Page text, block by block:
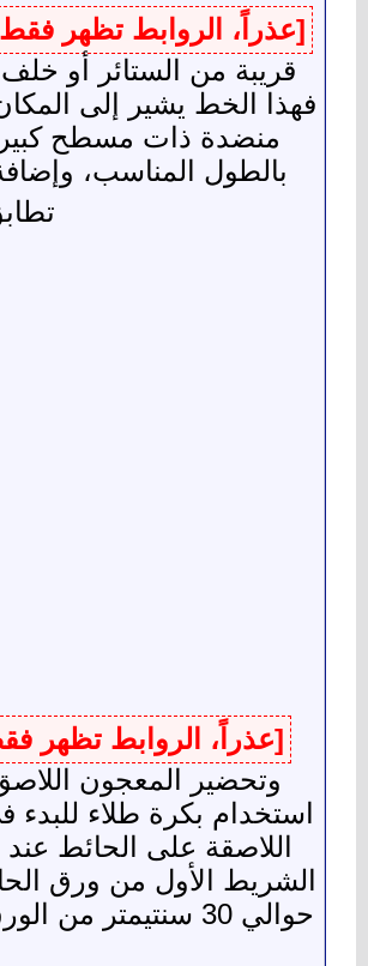
[عذراً، الروابط تظهر
قريبة من الستائر أو
فهذا الخط يشير إلى
منضدة ذات مسطح كبير
بالطول المناسب،
[عذراً، الروابط تظهر
وتحضير المعجون
استخدام بكرة طلاء
اللاصقة على الحائط
الشريط الأول من ورق
حوالي 30